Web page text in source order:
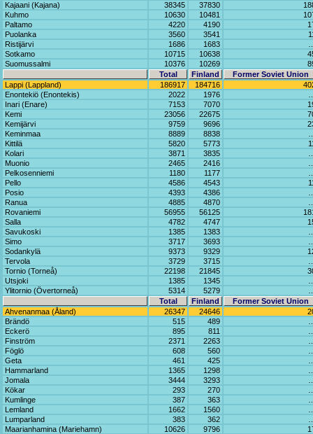
Kajaani (Kajana)
38345 37830
Kuhmo
10630 10481
Paltamo
4220 4190
Puolanka
3560 3541
Ristijärvi
1686 1683
Sotkamo
10715 10638
Suomussalmi
10376 10269
Total
Finland
Former Soviet Union
Lappi (Lappland)
186917 184716
Enontekiö (Enontekis)
2022 1976
Inari (Enare)
7153 7070
Kemi
23056 22675
Kemijärvi
9759 9696
Keminmaa
8889 8838
Kittilä
5820 5773
Kolari
3871 3835
Muonio
2465 2416
Pelkosenniemi
1180 1177
Pello
4586 4543
Posio
4393 4386
Ranua
4885 4870
Rovaniemi
56955 56125
Salla
4782 4747
Savukoski
1385 1383
Simo
3717 3693
Sodankylä
9373 9329
Tervola
3729 3715
Tornio (Torneå)
22198 21845
Utsjoki
1385 1345
Ylitornio (Övertorneå)
5314 5279
Total
Finland
Former Soviet Union
Ahvenanmaa (Åland)
26347 24646
Brändö
515 489
Eckerö
895 811
Finström
2371 2263
Föglö
608 560
Geta
461 425
Hammarland
1365 1298
Jomala
3444 3293
Kökar
293 270
Kumlinge
387 363
Lemland
1662 1560
Lumparland
383 362
Maarianhamina (Mariehamn)
10626 9796